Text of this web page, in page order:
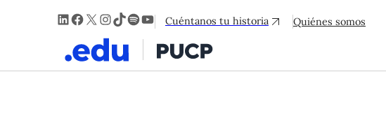
LinkedIn
Facebook
X Instagram
TikTok
Spotify
YouTube
Cuéntanos tu historia Quiénes somos